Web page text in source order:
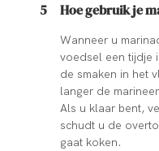
5 Hoe gebruik je
Wanneer u
voedsel een tijdje
de smaken in het
langer de
Als u klaar bent,
schudt u de
gaat koken.